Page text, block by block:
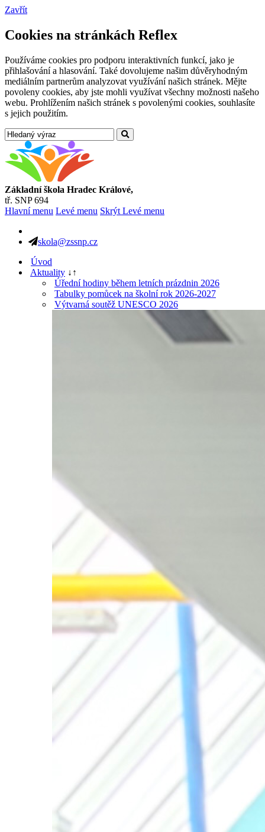
Zavřít
Cookies na stránkách Reflex
Používáme cookies pro podporu interaktivních funkcí, jako je
přihlašování a hlasování. Také dovolujeme našim důvěryhodným
mediálním partnerům analyzovat využívání našich stránek. Mějte
povoleny cookies, aby jste mohli využívat všechny možnosti našeho
webu. Prohlížením našich stránek s povolenými cookies, souhlasíte
s jejich použitím.
Základní škola Hradec Králové,
tř. SNP 694
Hlavní menu Levé menu Skrýt Levé menu
skola@zssnp.cz
Úvod
Aktuality ↓ ↑
Úřední hodiny během letních prázdnin 2026
Tabulky pomůcek na školní rok 2026-2027
Výtvarná soutěž UNESCO 2026